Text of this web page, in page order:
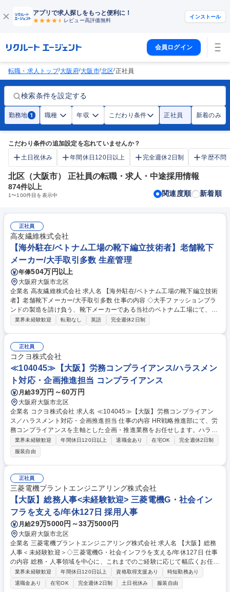
アプリで求人探しをもっと便利に！
レビュー高評価無料
インストール
会員ログイン
転職・求人トップ/大阪府/大阪市/北区/正社員
検索条件を設定する
勤務地 1 職種 年収 こだわり条件 正社員 新着のみ
こだわり条件の追加設定を忘れていませんか？
土日祝休み
年間休日120日以上 完全週休2日制 学歴不問
北区（大阪市） 正社員の転職・求人・中途採用情報
874件以上
1〜100件目を表示中 関連度順 新着順
正社員
高友繊維株式会社
【海外駐在/ベトナム工場の靴下編立技術者】老舗靴下
メーカー/大手取引多数 生産管理
年俸504万円以上
大阪府大阪市北区
企業名 高友繊維株式会社 求人名 【海外駐在/ベトナム工場の靴下編立技術
者】老舗靴下メーカー/大手取引多数 仕事の内容 ◇大手ファッションブラ
ンドの製造を請け負う、靴下メーカーである当社のベトナム工場にて、編
立技術指導をお任せいたします。繊維の技術を現地へ落とし込む様な志を
成等 ■サンプル確認・承認 ■外部検査機関への検査 ■商品品質管理、工場
工程管理指導 【教育体制】入社後3か月程度はOJTを中心に研修がありま
す。座学で商品知識講座や内勤業務を担いながら、少しずつ仕事を覚えて
いただきます。 募集職種 【海外駐在/ベトナム工場の靴下編立技術者】老
舗靴下メーカー/大手取引多数
業界未経験歓迎 転勤なし 英語 完全週休2日制
正社員
コクヨ株式会社
≪104045≫【大阪】労務コンプライアンス/ハラスメン
ト対応・企画推進担当 コンプライアンス
月給39万円～60万円
大阪府大阪市北区
企業名 コクヨ株式会社 求人名 ≪104045≫【大阪】労務コンプライアン
ス／ハラスメント対応・企画推進担当 仕事の内容 HR戦略推進部にて、労
務コンプライアンスを主軸とした企画・推進業務をお任せします。ハラス
メント対応や労務トラブル対応に加え、法令や社内規程に基づく運用の高
度化、教育・研修の企画実施などを通じて、社員が 安心して働ける環境づ
くりを推進いただくポジションです。 【具体的に】■ハラスメント防止お
よび労働時間管理に関する教育・研修の企画、運営 ■ハラスメント事案や
各種労務トラブルへの初動対応、関係者ヒアリング、事実整理、対応方針
の検討 ■労働関連法令や社内規程に基づく運用・管理、改善提案 ■懲戒関
連事務局の運営支援および再発防止策の立案、推進 ■労務リスクの予防に
向けた施策立案、展開 募集職種 ≪104045≫【大阪】労務コンプライアン
ス／ハラスメント対応・企画推進担当
業界未経験歓迎 年間休日120日以上 退職金あり 在宅OK
完全週休2日制
服装自由
正社員
三菱電機プラントエンジニアリング株式会社
【大阪】総務人事<未経験歓迎> 三菱電機G・社会イン
フラを支える/年休127日 採用人事
月給29万5000円～33万5000円
大阪府大阪市北区
企業名 三菱電機プラントエンジニアリング株式会社 求人名 【大阪】総務
人事＜未経験歓迎＞◇三菱電機G・社会インフラを支える/年休127日 仕事
の内容 総務・人事領域を中心に、これまでのご経験に応じて幅広くお任せ
します。 ＜具体的には＞ ・総務/人事労務（給与・社保・勤怠管理など）
・採用・教育研修 ・福利厚生運用 など ※基本的には事務所勤務ですが、
採用や教育等の業務内容により、関西圏以外への日帰り・宿泊を伴う国内
業界未経験歓迎 年間休日120日以上 資格取得支援あり
時短勤務あり
退職金あり
在宅OK 完全週休2日制 土日祝休み 服装自由